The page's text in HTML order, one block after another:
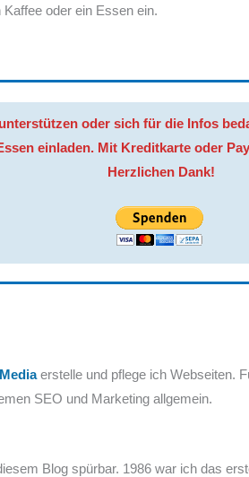
oder ein Essen ein.
oder sich für die Infos
einladen. Mit Kreditkarte oder
Herzlichen Dank!
erstelle und pflege ich Webseiten.
SEO und Marketing allgemein.
Blog spürbar. 1986 war ich das